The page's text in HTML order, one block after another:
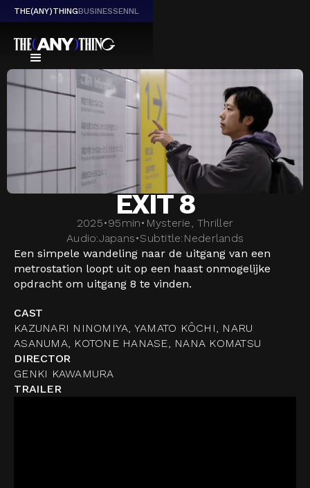
THE(ANY)THINGBUSINESSENNL
EXIT 8
2025•95min• Mysterie, Thriller
Audio:Japans•Subtitle: Nederlands
Een simpele wandeling naar de uitgang van een
metrostation loopt uit op een haast onmogelijke
opdracht om uitgang 8 te vinden.
CAST
KAZUNARI NINOMIYA, YAMATO KÔCHI, NARU
ASANUMA, KOTONE HANASE, NANA KOMATSU
DIRECTOR
GENKI KAWAMURA
TRAILER